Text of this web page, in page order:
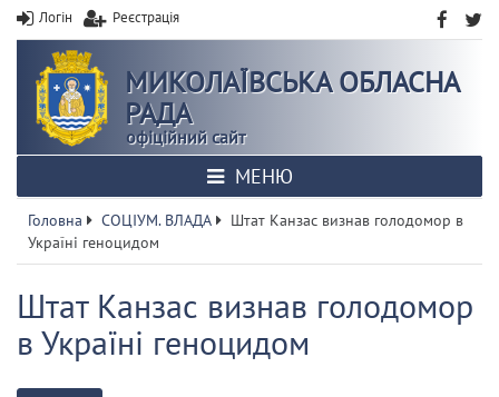
Логін Реєстрація
МИКОЛАЇВСЬКА ОБЛАСНА
РАДА
офіційний сайт
МЕНЮ
Головна СОЦІУМ. ВЛАДА
Штат Канзас визнав голодомор в
Україні геноцидом
Штат Канзас визнав голодомор
в Україні геноцидом